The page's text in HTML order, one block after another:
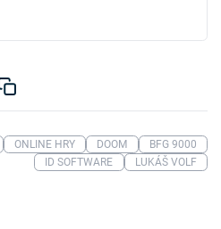
ONLINE HRY DOOM
BFG 9000
ID SOFTWARE
LUKÁŠ VOLF